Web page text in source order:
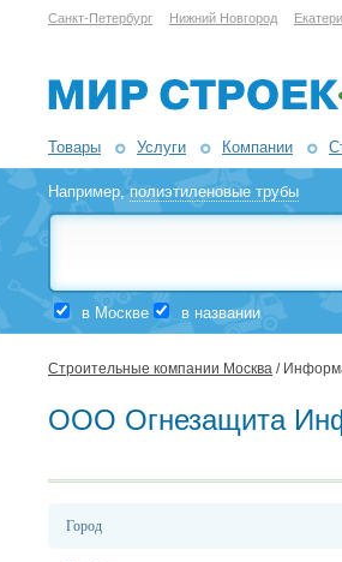
Санкт-Петербург Нижний Новгород
Товары Услуги Компании
Например,полиэтиленовые трубы
в Москве в названии
Строительные компании Москва /
ООО Огнезащита
Город